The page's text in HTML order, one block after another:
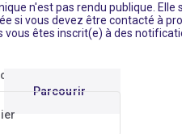
n'est pas rendu publique. Elle
si vous devez être contacté à
vous êtes inscrit(e) à des